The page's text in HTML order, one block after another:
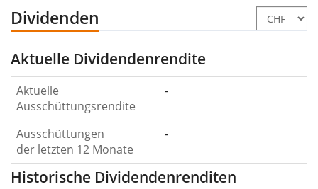
Dividenden
Aktuelle Dividendenrendite
Aktuelle
Ausschüttungsrendite
-
Ausschüttungen
der letzten 12 Monate
-
Historische Dividendenrenditen